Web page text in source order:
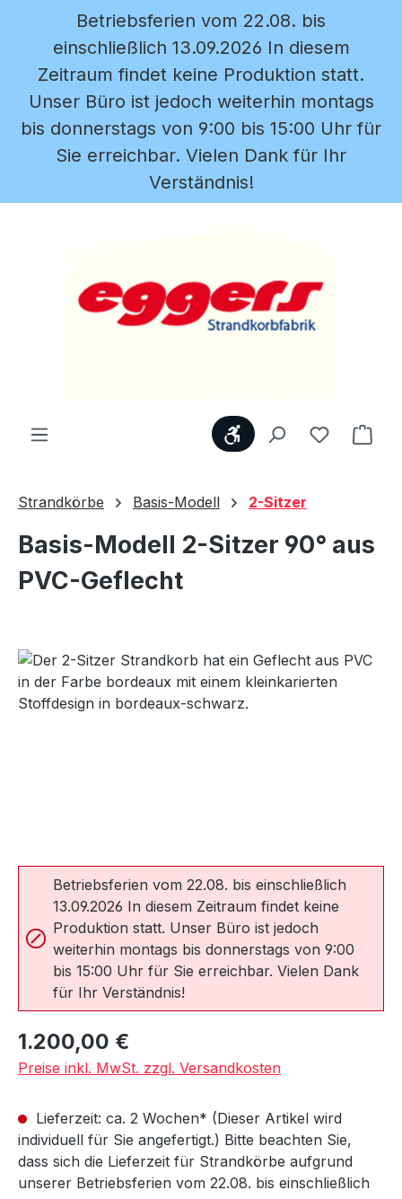
Zum Hauptinhalt springen
Betriebsferien vom 22.08. bis
einschließlich 13.09.2026 In diesem
Zeitraum findet keine Produktion statt.
Unser Büro ist jedoch weiterhin montags
bis donnerstags von 9:00 bis 15:00 Uhr für
Sie erreichbar. Vielen Dank für Ihr
Verständnis!
WerkzeugleisteDu hast 0
Strandkörbe Basis-Modell 2-Sitzer
Basis-Modell 2-Sitzer 90° aus
PVC-Geflecht
Bildergalerie überspringen
Betriebsferien vom 22.08. bis einschließlich
13.09.2026 In diesem Zeitraum findet keine
Produktion statt. Unser Büro ist jedoch
weiterhin montags bis donnerstags von 9:00
bis 15:00 Uhr für Sie erreichbar. Vielen Dank
für Ihr Verständnis!
Regulärer Preis:
1.200,00 €
Preise inkl. MwSt. zzgl. Versandkosten
Lieferzeit: ca. 2 Wochen* (Dieser Artikel wird
individuell für Sie angefertigt.) Bitte beachten Sie,
dass sich die Lieferzeit für Strandkörbe aufgrund
unserer Betriebsferien vom 22.08. bis einschließlich